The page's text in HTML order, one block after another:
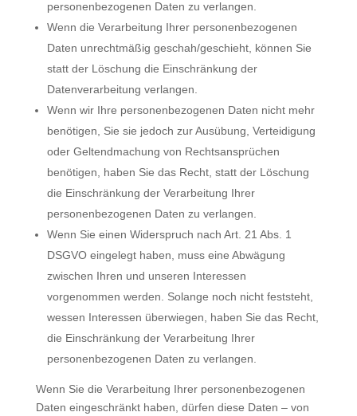
personenbezogenen Daten zu verlangen.
Wenn die Verarbeitung Ihrer personenbezogenen
Daten unrechtmäßig geschah/geschieht, können Sie
statt der Löschung die Einschränkung der
Datenverarbeitung verlangen.
Wenn wir Ihre personenbezogenen Daten nicht mehr
benötigen, Sie sie jedoch zur Ausübung, Verteidigung
oder Geltendmachung von Rechtsansprüchen
benötigen, haben Sie das Recht, statt der Löschung
die Einschränkung der Verarbeitung Ihrer
personenbezogenen Daten zu verlangen.
Wenn Sie einen Widerspruch nach Art. 21 Abs. 1
DSGVO eingelegt haben, muss eine Abwägung
zwischen Ihren und unseren Interessen
vorgenommen werden. Solange noch nicht feststeht,
wessen Interessen überwiegen, haben Sie das Recht,
die Einschränkung der Verarbeitung Ihrer
personenbezogenen Daten zu verlangen.
Wenn Sie die Verarbeitung Ihrer personenbezogenen
Daten eingeschränkt haben, dürfen diese Daten – von